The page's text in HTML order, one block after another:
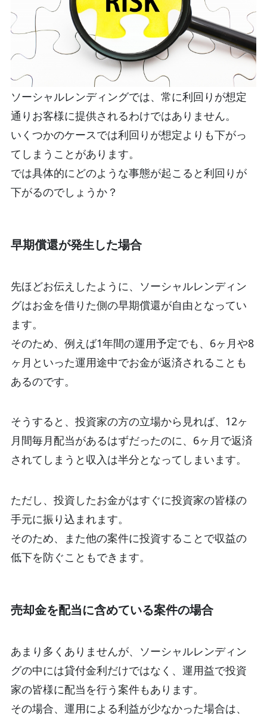
ソーシャルレンディングでは、常に利回りが想定
通りお客様に提供されるわけではありません。
いくつかのケースでは利回りが想定よりも下がっ
てしまうことがあります。
では具体的にどのような事態が起こると利回りが
下がるのでしょうか？
早期償還が発生した場合
先ほどお伝えしたように、ソーシャルレンディン
グはお金を借りた側の早期償還が自由となってい
ます。
そのため、例えば1年間の運用予定でも、6ヶ月や8
ヶ月といった運用途中でお金が返済されることも
あるのです。
そうすると、投資家の方の立場から見れば、12ヶ
月間毎月配当があるはずだったのに、6ヶ月で返済
されてしまうと収入は半分となってしまいます。
ただし、投資したお金がはすぐに投資家の皆様の
手元に振り込まれます。
そのため、また他の案件に投資することで収益の
低下を防ぐこともできます。
売却金を配当に含めている案件の場合
あまり多くありませんが、ソーシャルレンディン
グの中には貸付金利だけではなく、運用益で投資
家の皆様に配当を行う案件もあります。
その場合、運用による利益が少なかった場合は、